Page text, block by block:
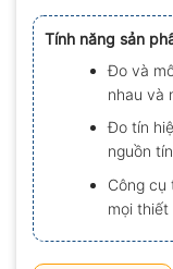
xếp
hạng
0.0
5
sao
Tính năng sản
Đo và
nhau và
Đo tín
nguồn
Công cụ
mọi thiết